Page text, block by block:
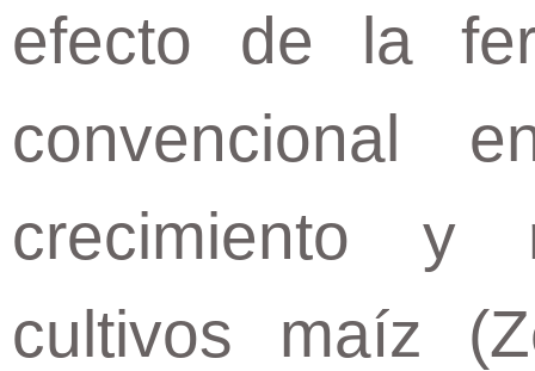
efecto de la
convencional
crecimiento y
cultivos maíz